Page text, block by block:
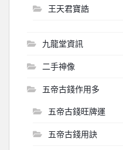
王天君寶誥
九龍堂資訊
二手神像
五帝古錢作用多
五帝古錢旺牌運
五帝古錢用訣